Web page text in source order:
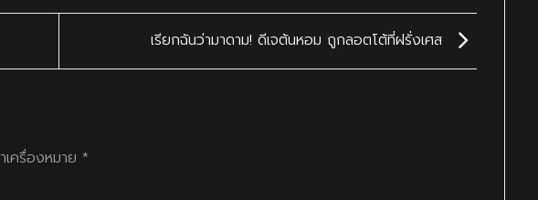
เรียกฉันว่ามาดาม! ดีเจต้นหอม ถูกลอตโต้ที่ฝรั่งเศส
ครื่องหมาย *